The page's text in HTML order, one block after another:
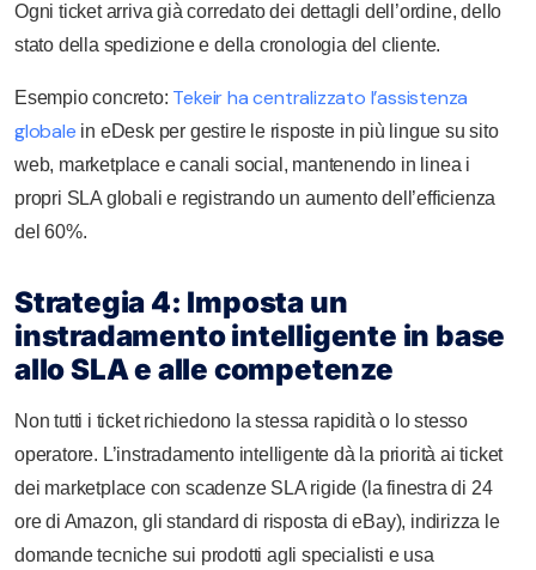
Ogni ticket arriva già corredato dei dettagli dell’ordine, dello
stato della spedizione e della cronologia del cliente.
Esempio concreto: Tekeir ha centralizzato l’assistenza
globale in eDesk per gestire le risposte in più lingue su sito
web, marketplace e canali social, mantenendo in linea i
propri SLA globali e registrando un aumento dell’efficienza
del 60%.
Strategia 4: Imposta un
instradamento intelligente in base
allo SLA e alle competenze
Non tutti i ticket richiedono la stessa rapidità o lo stesso
operatore. L’instradamento intelligente dà la priorità ai ticket
dei marketplace con scadenze SLA rigide (la finestra di 24
ore di Amazon, gli standard di risposta di eBay), indirizza le
domande tecniche sui prodotti agli specialisti e usa